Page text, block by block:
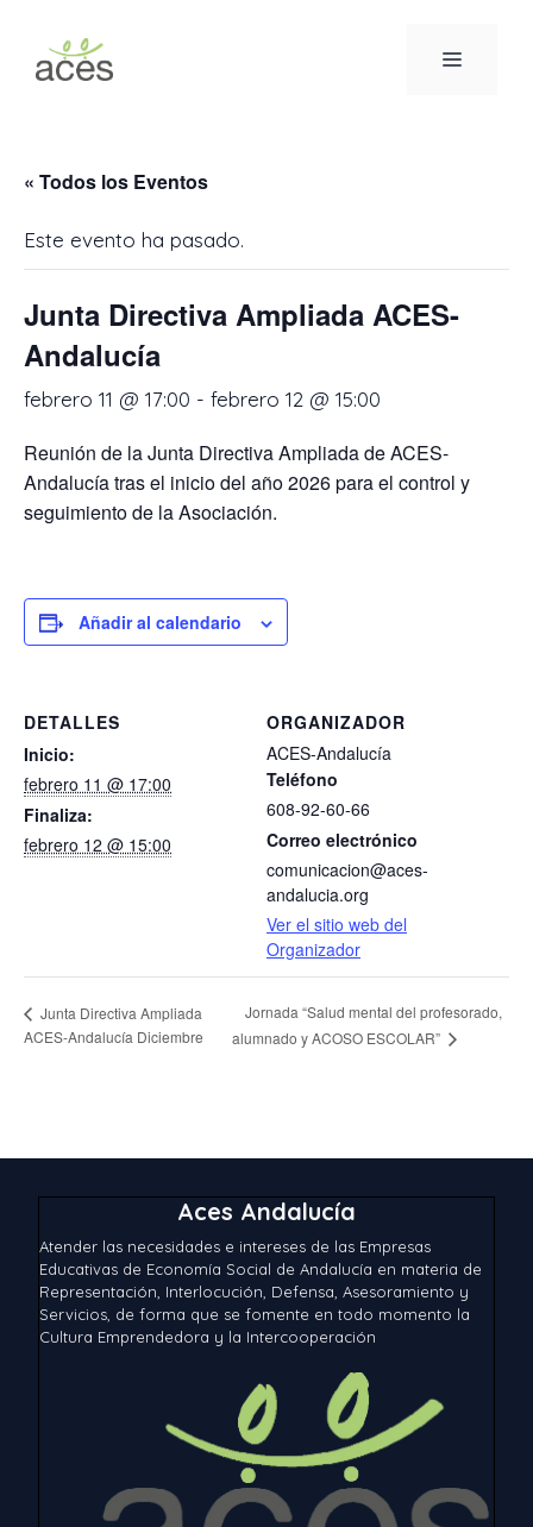
contenido
MENÚ
« Todos los Eventos
Este evento ha pasado.
Junta Directiva Ampliada ACES-
Andalucía
febrero 11 @ 17:00 - febrero 12 @ 15:00
Reunión de la Junta Directiva Ampliada de ACES-
Andalucía tras el inicio del año 2026 para el control y
seguimiento de la Asociación.
Añadir al calendario
DETALLES
Inicio:
febrero 11 @ 17:00
Finaliza:
febrero 12 @ 15:00
ORGANIZADOR
ACES-Andalucía
Teléfono
608-92-60-66
Correo electrónico
comunicacion@aces-
andalucia.org
Ver el sitio web del
Organizador
Junta Directiva Ampliada
ACES-Andalucía Diciembre
Jornada “Salud mental del profesorado,
alumnado y ACOSO ESCOLAR”
Aces Andalucía
Atender las necesidades e intereses de las Empresas
Educativas de Economía Social de Andalucía en materia de
Representación, Interlocución, Defensa, Asesoramiento y
Servicios, de forma que se fomente en todo momento la
Cultura Emprendedora y la Intercooperación